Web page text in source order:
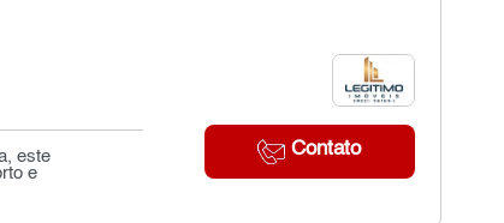
Contato
este
e